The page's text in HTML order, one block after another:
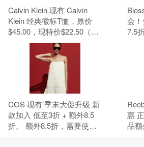
Calvin Klein 现有 Calvin
Klein 经典徽标T恤，原价
$45.00，现特价$22.50（约
152.19元）。 无需使用优惠
会
7.5
无
COS 现有 季末大促升级 新
款加入 低至3折 + 额外8.5
折。 额外8.5折，需要使用
惠
品